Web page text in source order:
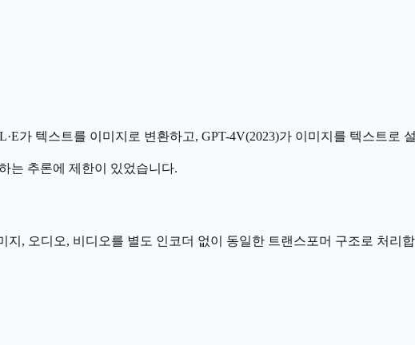
가 텍스트를 이미지로 변환하고, GPT-4V(2023)가 이미지를 텍스트로
는 추론에 제한이 있었습니다.
, 오디오, 비디오를 별도 인코더 없이 동일한 트랜스포머 구조로 처리